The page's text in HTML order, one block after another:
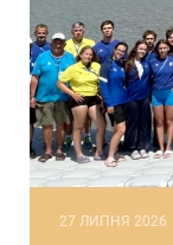
27 ЛИПНЯ 2026